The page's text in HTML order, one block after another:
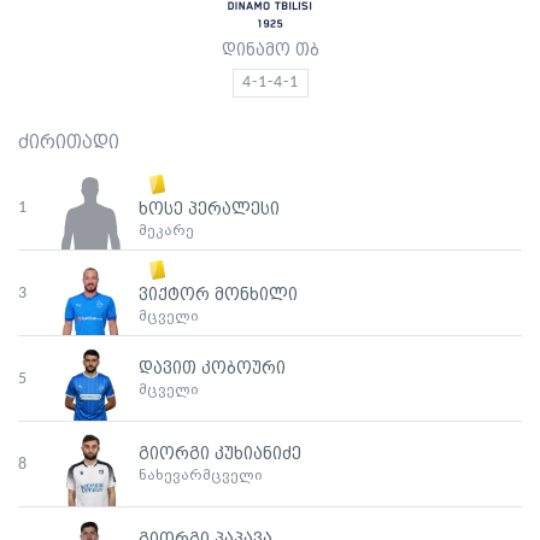
დინამო თბ
4-1-4-1
ძირითადი
1 ხოსე პერალესი
მეკარე
3 ვიქტორ მონხილი
მცველი
5
დავით კობოური
მცველი
8
გიორგი კუხიანიძე
ნახევარმცველი